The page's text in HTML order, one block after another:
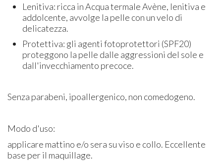
Lenitiva: ricca in Acqua termale Avène, lenitiva e
addolcente, avvolge la pelle con un velo di
delicatezza.
Protettiva: gli agenti fotoprotettori (SPF20)
proteggono la pelle dalle aggressioni del sole e
dall'invecchiamento precoce.
Senza parabeni, ipoallergenico, non comedogeno.
Modo d'uso:
applicare mattino e/o sera su viso e collo. Eccellente
base per il maquillage.